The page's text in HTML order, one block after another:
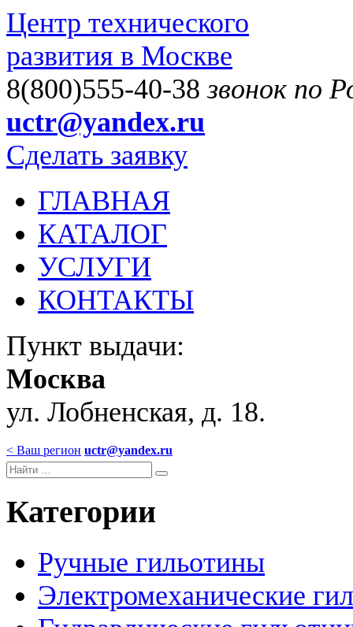
Центр технического
развития в Москве
8(800)555-40-38звонок по
uctr@yandex.ru
Сделать заявку
ГЛАВНАЯ
КАТАЛОГ
УСЛУГИ
КОНТАКТЫ
Пункт выдачи:
Москва
ул. Лобненская, д. 18.
< Ваш регион uctr@yandex.ru
Категории
Ручные гильотины
Электромеханические